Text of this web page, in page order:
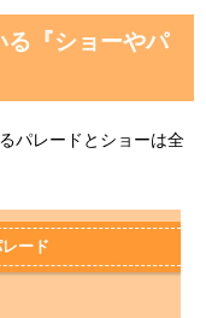
『ショーやパ
パレードとショーは全
ード